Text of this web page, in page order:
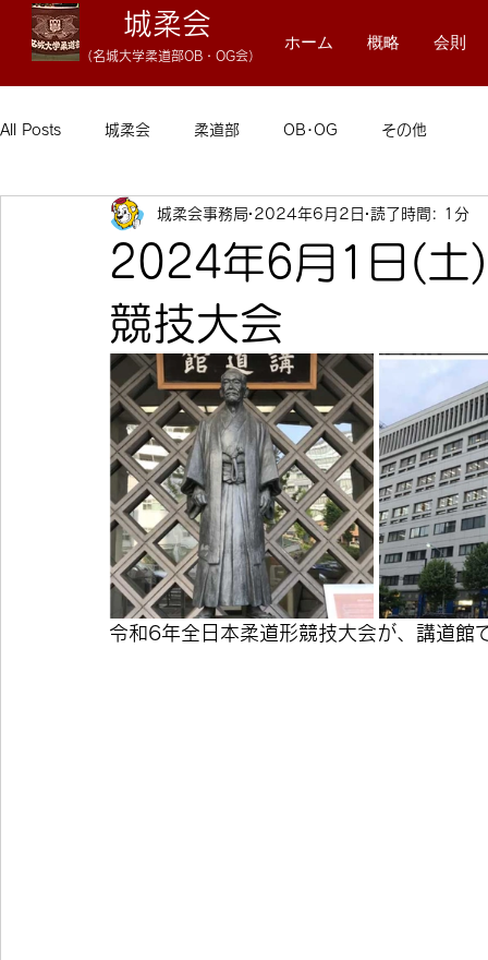
城柔会
（名城大学柔道部OB・OG会）
ホーム 概略 会則
All Posts 城柔会 柔道部 OB･OG その他
2024年6月1日(土
競技大会
城柔会事務局 2024年6月2日 読了時間: 1分
令和6年全日本柔道形競技大会が、講道館